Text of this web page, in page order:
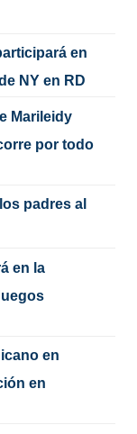
en
NY en RD
Marileidy
por todo
padres al
en la
en
en